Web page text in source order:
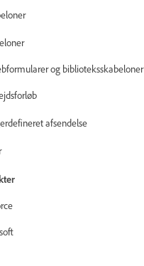
og biblioteksskabeloner
afsendelse